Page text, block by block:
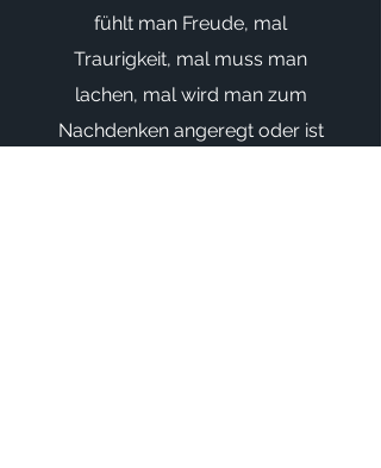
fühlt man Freude, mal
Traurigkeit, mal muss man
lachen, mal wird man zum
Nachdenken angeregt oder ist